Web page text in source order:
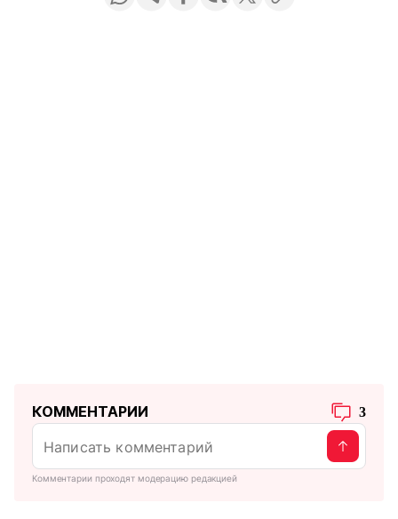
КОММЕНТАРИИ 3
Комментарии проходят модерацию редакцией